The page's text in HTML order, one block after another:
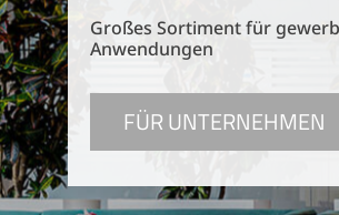
Großes Sortiment für
Anwendungen
FÜR UNTERNEHMEN